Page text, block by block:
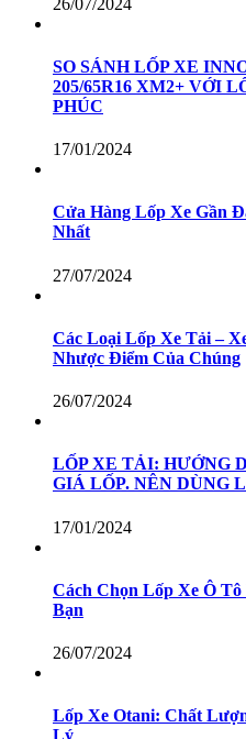
SO SÁNH LỐP XE
205/65R16 XM2+ VỚI
PHÚC
17/01/2024
Cửa Hàng Lốp Xe Gần
Nhất
27/07/2024
Các Loại Lốp Xe Tải –
Nhược Điểm Của Chúng
26/07/2024
LỐP XE TẢI: HƯỚNG
GIÁ LỐP. NÊN DÙNG
17/01/2024
Cách Chọn Lốp Xe Ô
Bạn
26/07/2024
Lốp Xe Otani: Chất